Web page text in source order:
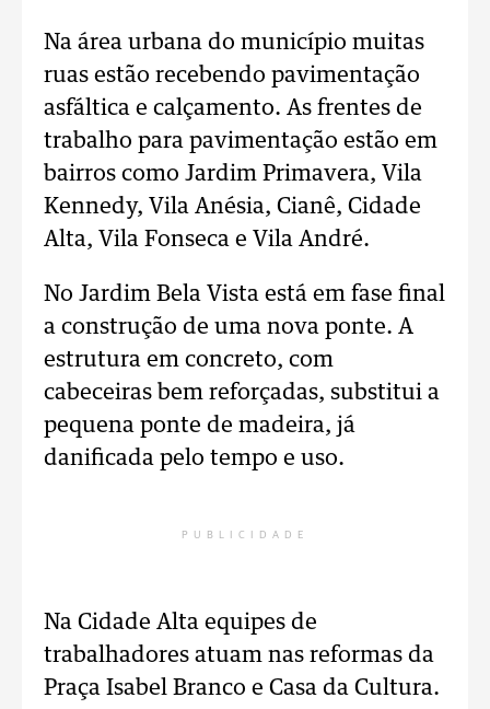
Na área urbana do município muitas
ruas estão recebendo pavimentação
asfáltica e calçamento. As frentes de
trabalho para pavimentação estão em
bairros como Jardim Primavera, Vila
Kennedy, Vila Anésia, Cianê, Cidade
Alta, Vila Fonseca e Vila André.
No Jardim Bela Vista está em fase final
a construção de uma nova ponte. A
estrutura em concreto, com
cabeceiras bem reforçadas, substitui a
pequena ponte de madeira, já
danificada pelo tempo e uso.
PUBLICIDADE
Na Cidade Alta equipes de
trabalhadores atuam nas reformas da
Praça Isabel Branco e Casa da Cultura.